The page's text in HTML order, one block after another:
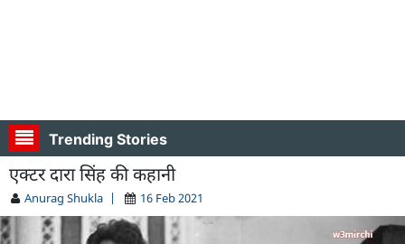
Trending Stories
एक्टर दारा सिंह की कहानी
Anurag Shukla | 16 Feb 2021